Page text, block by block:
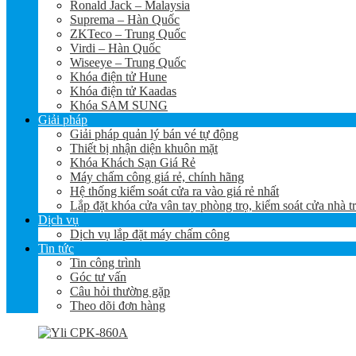
Ronald Jack – Malaysia
Suprema – Hàn Quốc
ZKTeco – Trung Quốc
Virdi – Hàn Quốc
Wiseeye – Trung Quốc
Khóa điện tử Hune
Khóa điện tử Kaadas
Khóa SAM SUNG
Giải pháp
Giải pháp quản lý bán vé tự động
Thiết bị nhận diện khuôn mặt
Khóa Khách Sạn Giá Rẻ
Máy chấm công giá rẻ, chính hãng
Hệ thống kiểm soát cửa ra vào giá rẻ nhất
Lắp đặt khóa cửa vân tay phòng trọ, kiểm soát cửa nhà
Dịch vụ
Dịch vụ lắp đặt máy chấm công
Tin tức
Tin công trình
Góc tư vấn
Câu hỏi thường gặp
Theo dõi đơn hàng